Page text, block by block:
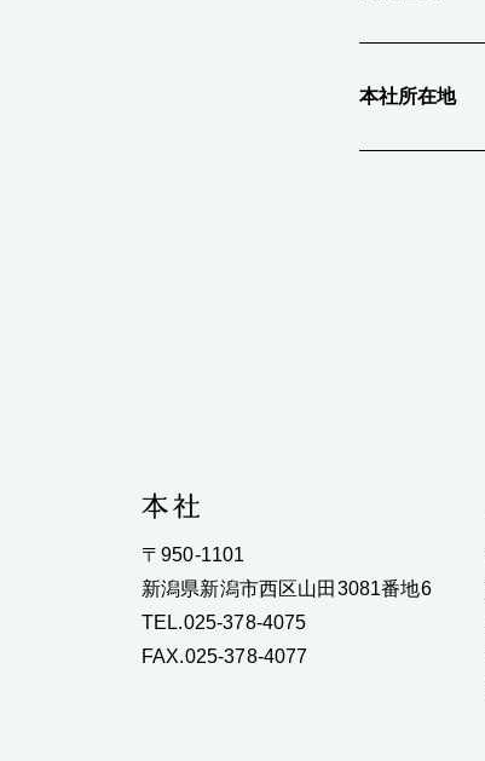
本社所在地
〒950-1101
新潟県新潟市西区山田3081番地6
TEL.025-378-4075
FAX.025-378-4077